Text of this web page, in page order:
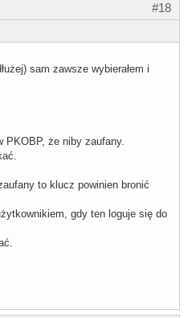
#18
sam zawsze wybierałem i
PKOBP, że niby zaufany.
to klucz powinien bronić
gdy ten loguje się do